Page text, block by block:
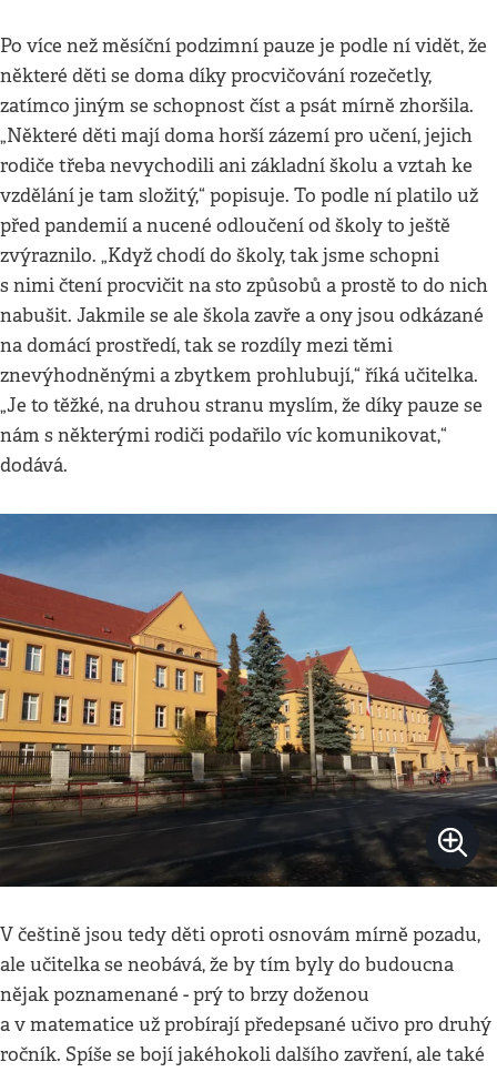
Po více než měsíční podzimní pauze je podle ní vidět, že
některé děti se doma díky procvičování rozečetly,
zatímco jiným se schopnost číst a psát mírně zhoršila.
„Některé děti mají doma horší zázemí pro učení, jejich
rodiče třeba nevychodili ani základní školu a vztah ke
vzdělání je tam složitý,“ popisuje. To podle ní platilo už
před pandemií a nucené odloučení od školy to ještě
zvýraznilo. „Když chodí do školy, tak jsme schopni
s nimi čtení procvičit na sto způsobů a prostě to do nich
nabušit. Jakmile se ale škola zavře a ony jsou odkázané
na domácí prostředí, tak se rozdíly mezi těmi
znevýhodněnými a zbytkem prohlubují,“ říká učitelka.
„Je to těžké, na druhou stranu myslím, že díky pauze se
nám s některými rodiči podařilo víc komunikovat,“
dodává.
V češtině jsou tedy děti oproti osnovám mírně pozadu,
ale učitelka se neobává, že by tím byly do budoucna
nějak poznamenané - prý to brzy doženou
a v matematice už probírají předepsané učivo pro druhý
ročník. Spíše se bojí jakéhokoli dalšího zavření, ale také